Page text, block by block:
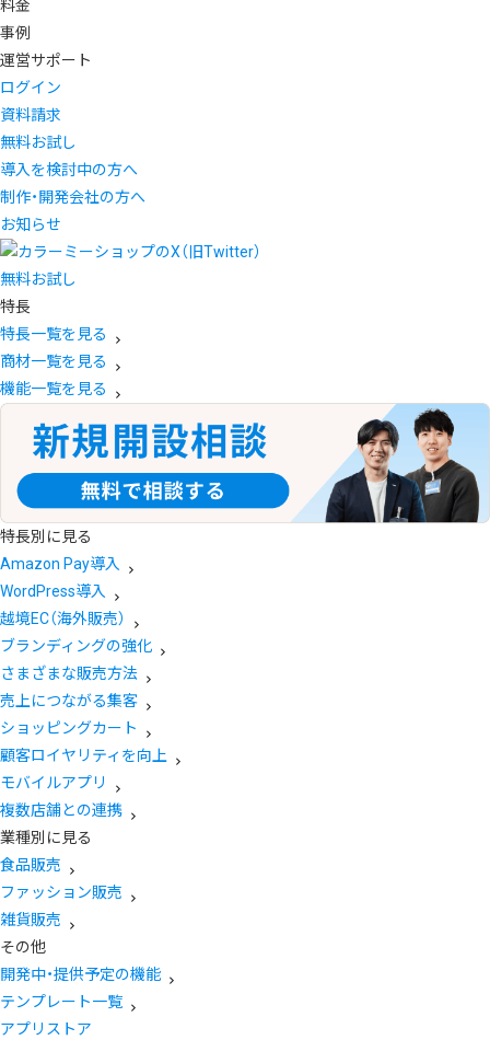
料金
事例
運営サポート
ログイン
資料請求
無料お試し
導入を検討中の方へ
制作・開発会社の方へ
お知らせ
無料お試し
特長
特長一覧を見る
商材一覧を見る
機能一覧を見る
特長別に見る
Amazon Pay導入
WordPress導入
越境EC（海外販売）
ブランディングの強化
さまざまな販売方法
売上につながる集客
ショッピングカート
顧客ロイヤリティを向上
モバイルアプリ
複数店舗との連携
業種別に見る
食品販売
ファッション販売
雑貨販売
その他
開発中・提供予定の機能
テンプレート一覧
アプリストア